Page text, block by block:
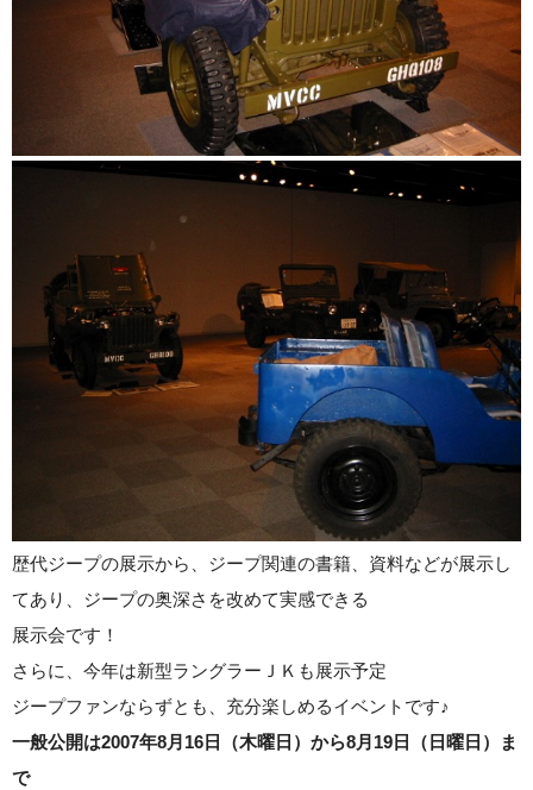
歴代ジープの展示から、ジープ関連の書籍、資料などが展示し
てあり、ジープの奥深さを改めて実感できる
展示会です！
さらに、今年は新型ラングラーＪＫも展示予定
ジープファンならずとも、充分楽しめるイベントです♪
一般公開は2007年8月16日（木曜日）から8月19日（日曜日）ま
で